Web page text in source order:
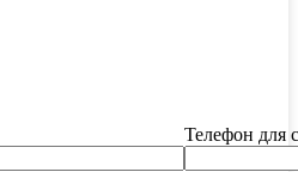
Телефон для